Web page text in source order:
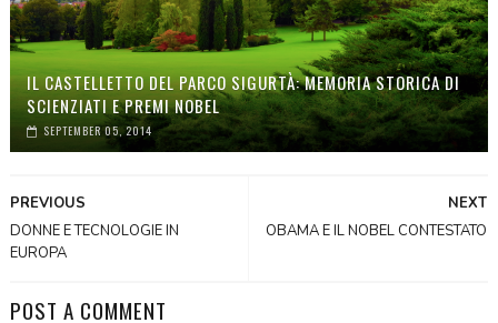
IL CASTELLETTO DEL PARCO SIGURTÀ: MEMORIA STORICA DI
SCIENZIATI E PREMI NOBEL
SEPTEMBER 05, 2014
NEXT
OBAMA E IL NOBEL CONTESTATO
PREVIOUS
DONNE E TECNOLOGIE IN
EUROPA
POST A COMMENT